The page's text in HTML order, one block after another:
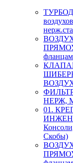
НЕРЖ,
01.
Скобы)